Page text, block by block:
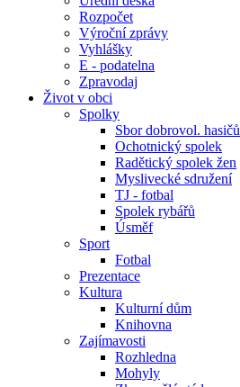
Rozpočet
Výroční zprávy
Vyhlášky
E - podatelna
Zpravodaj
Život v obci
Spolky
Sbor dobrovol. hasičů
Ochotnický spolek
Radětický spolek žen
Myslivecké sdružení
TJ - fotbal
Spolek rybářů
Úsměf
Sport
Fotbal
Prezentace
Kultura
Kulturní dům
Knihovna
Zajímavosti
Rozhledna
Mohyly